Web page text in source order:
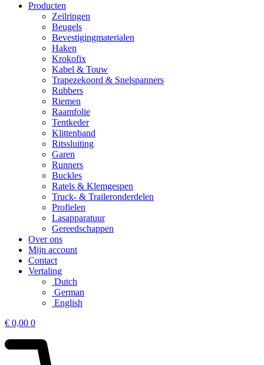
Producten
Zeilringen
Beugels
Bevestigingmaterialen
Haken
Krokofix
Kabel & Touw
Trapezekoord & Snelspanners
Rubbers
Riemen
Raamfolie
Tentkeder
Klittenband
Ritssluiting
Garen
Runners
Buckles
Ratels & Klemgespen
Truck- & Traileronderdelen
Profielen
Lasapparatuur
Gereedschappen
Over ons
Mijn account
Contact
Vertaling
Dutch
German
English
€ 0,00 0